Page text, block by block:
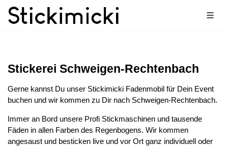
Stickerei Schweigen-Rechtenbach
Gerne kannst Du unser Stickimicki Fadenmobil für Dein Event
buchen und wir kommen zu Dir nach Schweigen-Rechtenbach.
Immer an Bord unsere Profi Stickmaschinen und tausende
Fäden in allen Farben des Regenbogens. Wir kommen
angesaust und besticken live und vor Ort ganz individuell oder